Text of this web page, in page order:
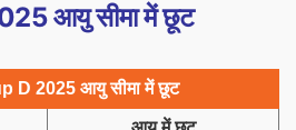
आयु सीमा में छूट
D 2025 आयु सीमा में छूट